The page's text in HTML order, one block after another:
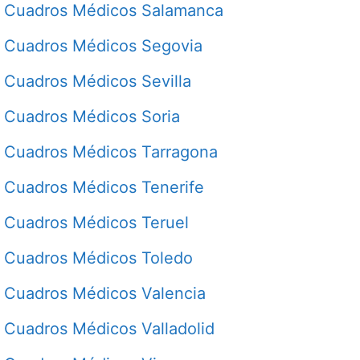
Cuadros Médicos Salamanca
Cuadros Médicos Segovia
Cuadros Médicos Sevilla
Cuadros Médicos Soria
Cuadros Médicos Tarragona
Cuadros Médicos Tenerife
Cuadros Médicos Teruel
Cuadros Médicos Toledo
Cuadros Médicos Valencia
Cuadros Médicos Valladolid